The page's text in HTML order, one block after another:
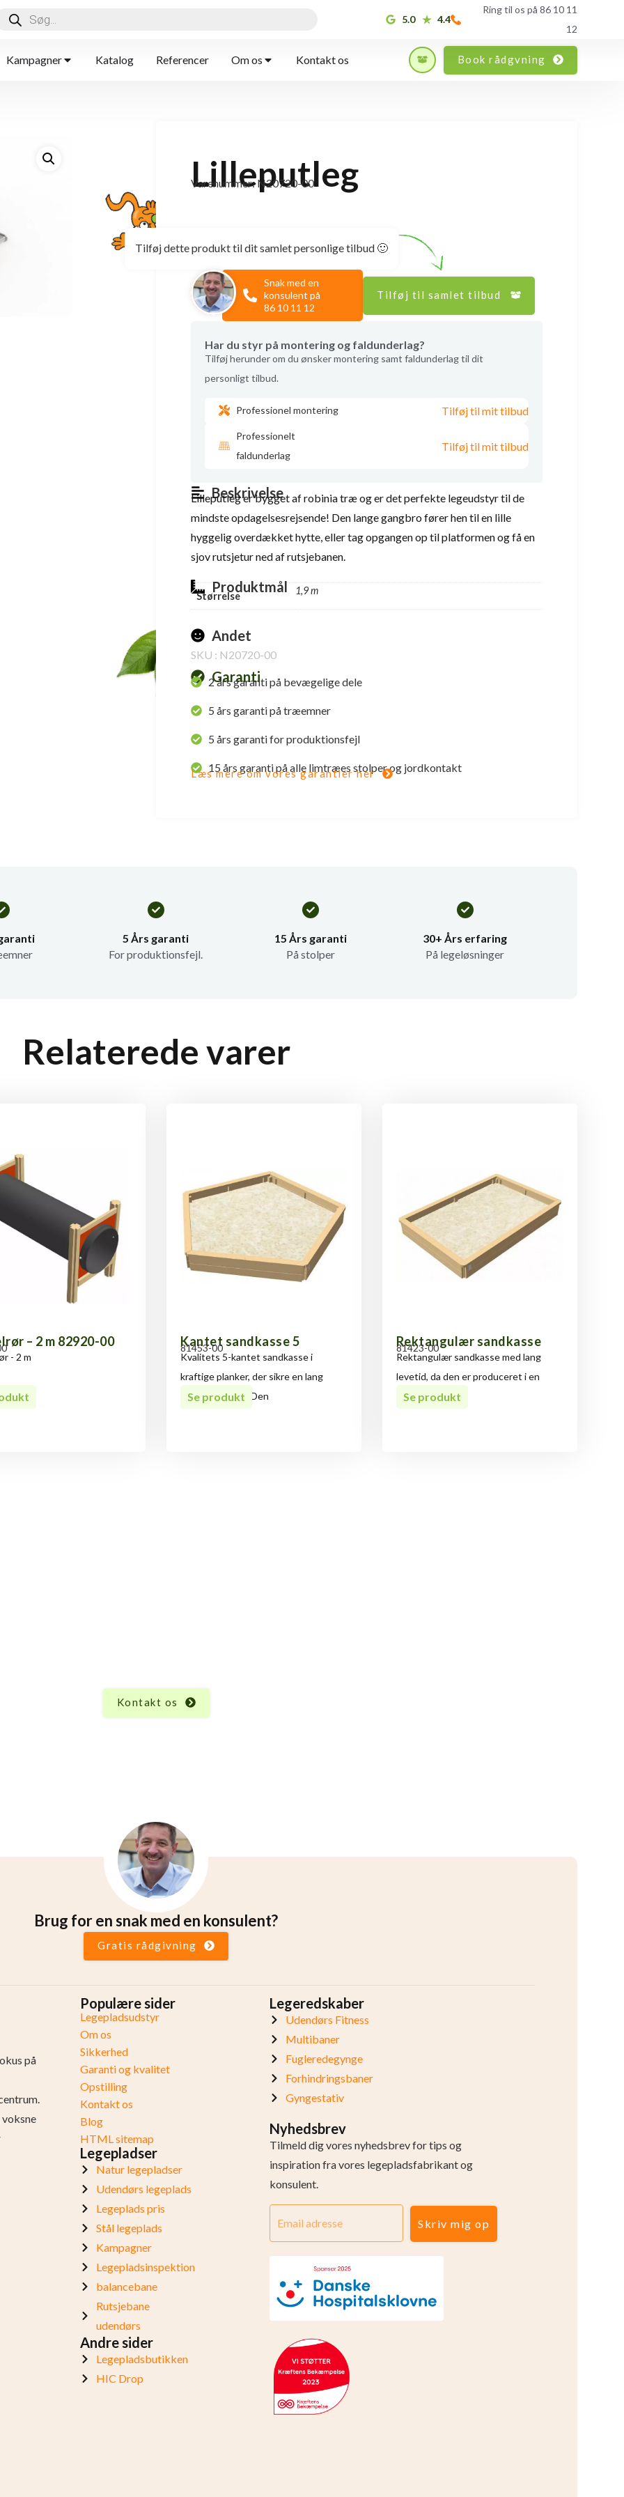
5.0 4.4
Ring til os på 86 10 11
12
Kampagner Katalog Referencer Om os Kontakt os Book rådgvning
Lilleputleg
Varenummer: N20720-00
Tilføj dette produkt til dit samlet personlige tilbud 🙂
Snak med en
konsulent på
86 10 11 12
Tilføj til samlet tilbud
Har du styr på montering og faldunderlag?
Tilføj herunder om du ønsker montering samt faldunderlag til dit
personligt tilbud.
Professionel montering Tilføj til mit tilbud
Professionelt
faldunderlag
Tilføj til mit tilbud
Beskrivelse
Lilleputleg er bygget af robinia træ og er det perfekte legeudstyr til de
mindste opdagelsesrejsende! Den lange gangbro fører hen til en lille
hyggelig overdækket hytte, eller tag opgangen op til platformen og få en
sjov rutsjetur ned af rutsjebanen.
Produktmål
Størrelse 1,9 m
Andet
SKU : N20720-00
Garanti
2 års garanti på bevægelige dele
5 års garanti på træemner
5 års garanti for produktionsfejl
15 års garanti på alle limtræes stolper og jordkontakt
Læs mere om vores garantier her
5 Års garanti
For produktionsfejl.
15 Års garanti
På stolper
30+ Års erfaring
På legeløsninger
Relaterede varer
– 2 m 82920-00
- 2 m
Kantet sandkasse 5
81453-00
Kvalitets 5-kantet sandkasse i
kraftige planker, der sikre en lang
holdbarhedstid. Den
Se produkt
Rektangulær sandkasse
81423-00
Rektangulær sandkasse med lang
levetid, da den er produceret i en
Se produkt
Kontakt os
Brug for en snak med en konsulent?
Gratis rådgivning
på
Populære sider
Legepladsudstyr
Om os
Sikkerhed
Garanti og kvalitet
Opstilling
Kontakt os
Blog
HTML sitemap
Legepladser
Natur legepladser
Udendørs legeplads
Legeplads pris
Stål legeplads
Kampagner
Legepladsinspektion
balancebane
Rutsjebane
udendørs
Andre sider
Legepladsbutikken
HIC Drop
Legeredskaber
Udendørs Fitness
Multibaner
Fugleredegynge
Forhindringsbaner
Gyngestativ
Nyhedsbrev
Tilmeld dig vores nyhedsbrev for tips og
inspiration fra vores legepladsfabrikant og
konsulent.
Skriv mig op